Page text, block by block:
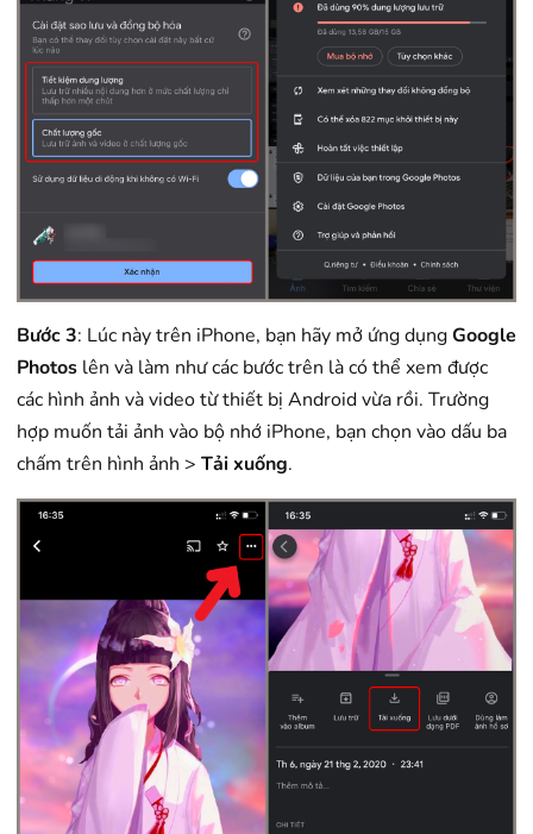
Bước 3: Lúc này trên iPhone, bạn hãy mở ứng dụngGoogle
Photos lên và làm như các bước trên là có thể xem được
các hình ảnh và video từ thiết bị Android vừa rồi. Trường
hợp muốn tải ảnh vào bộ nhớ iPhone, bạn chọn vào dấu ba
chấm trên hình ảnh > Tải xuống.